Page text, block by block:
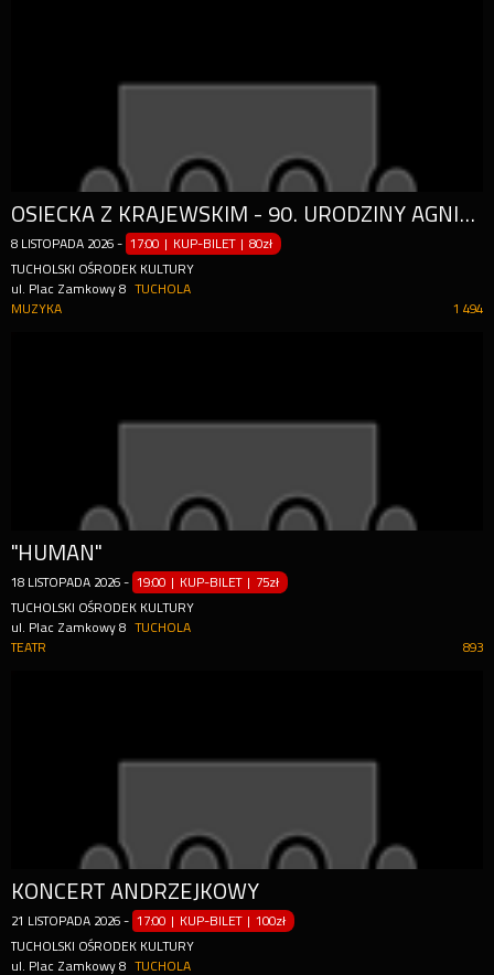
OSIECKA Z KRAJEWSKIM - 90. URODZINY AGNIESZKI
8 LISTOPADA 2026 - 17:00 | KUP-BILET |80zł
TUCHOLSKI OŚRODEK KULTURY
ul. Plac Zamkowy 8
TUCHOLA
1 494
MUZYKA
"HUMAN"
18 LISTOPADA 2026 - 19:00 | KUP-BILET | 75zł
TUCHOLSKI OŚRODEK KULTURY
ul. Plac Zamkowy 8
TUCHOLA
893
TEATR
KONCERT ANDRZEJKOWY
21 LISTOPADA 2026 - 17:00 | KUP-BILET |100zł
TUCHOLSKI OŚRODEK KULTURY
ul. Plac Zamkowy 8
TUCHOLA